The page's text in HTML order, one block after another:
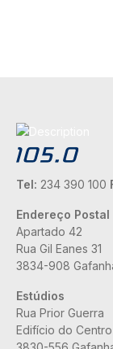
Tel: 234 390 100
Endereço Postal
Apartado 42
Rua Gil Eanes 31
3834-908
Estúdios
Rua Prior Guerra
Edifício do